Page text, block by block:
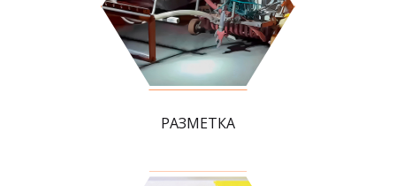
РАЗМЕТКА